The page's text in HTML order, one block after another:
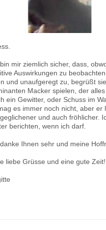
mir ziemlich sicher, dass,
Auswirkungen zu
und unaufgeregt zu, begrüßt
Macker spielen, der
ein Gewitter, oder Schuss im
es immer noch nicht, aber er
und auch fröhlicher.
berichten, wenn ich darf.
Ihnen sehr und meine
liebe Grüsse und eine gute Zeit!